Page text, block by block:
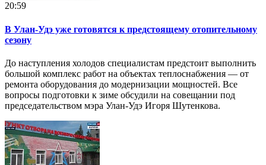
20:59
В Улан-Удэ уже готовятся к предстоящему отопительному
сезону
До наступления холодов специалистам предстоит выполнить
большой комплекс работ на объектах теплоснабжения — от
ремонта оборудования до модернизации мощностей. Все
вопросы подготовки к зиме обсудили на совещании под
председательством мэра Улан-Удэ Игоря Шутенкова.